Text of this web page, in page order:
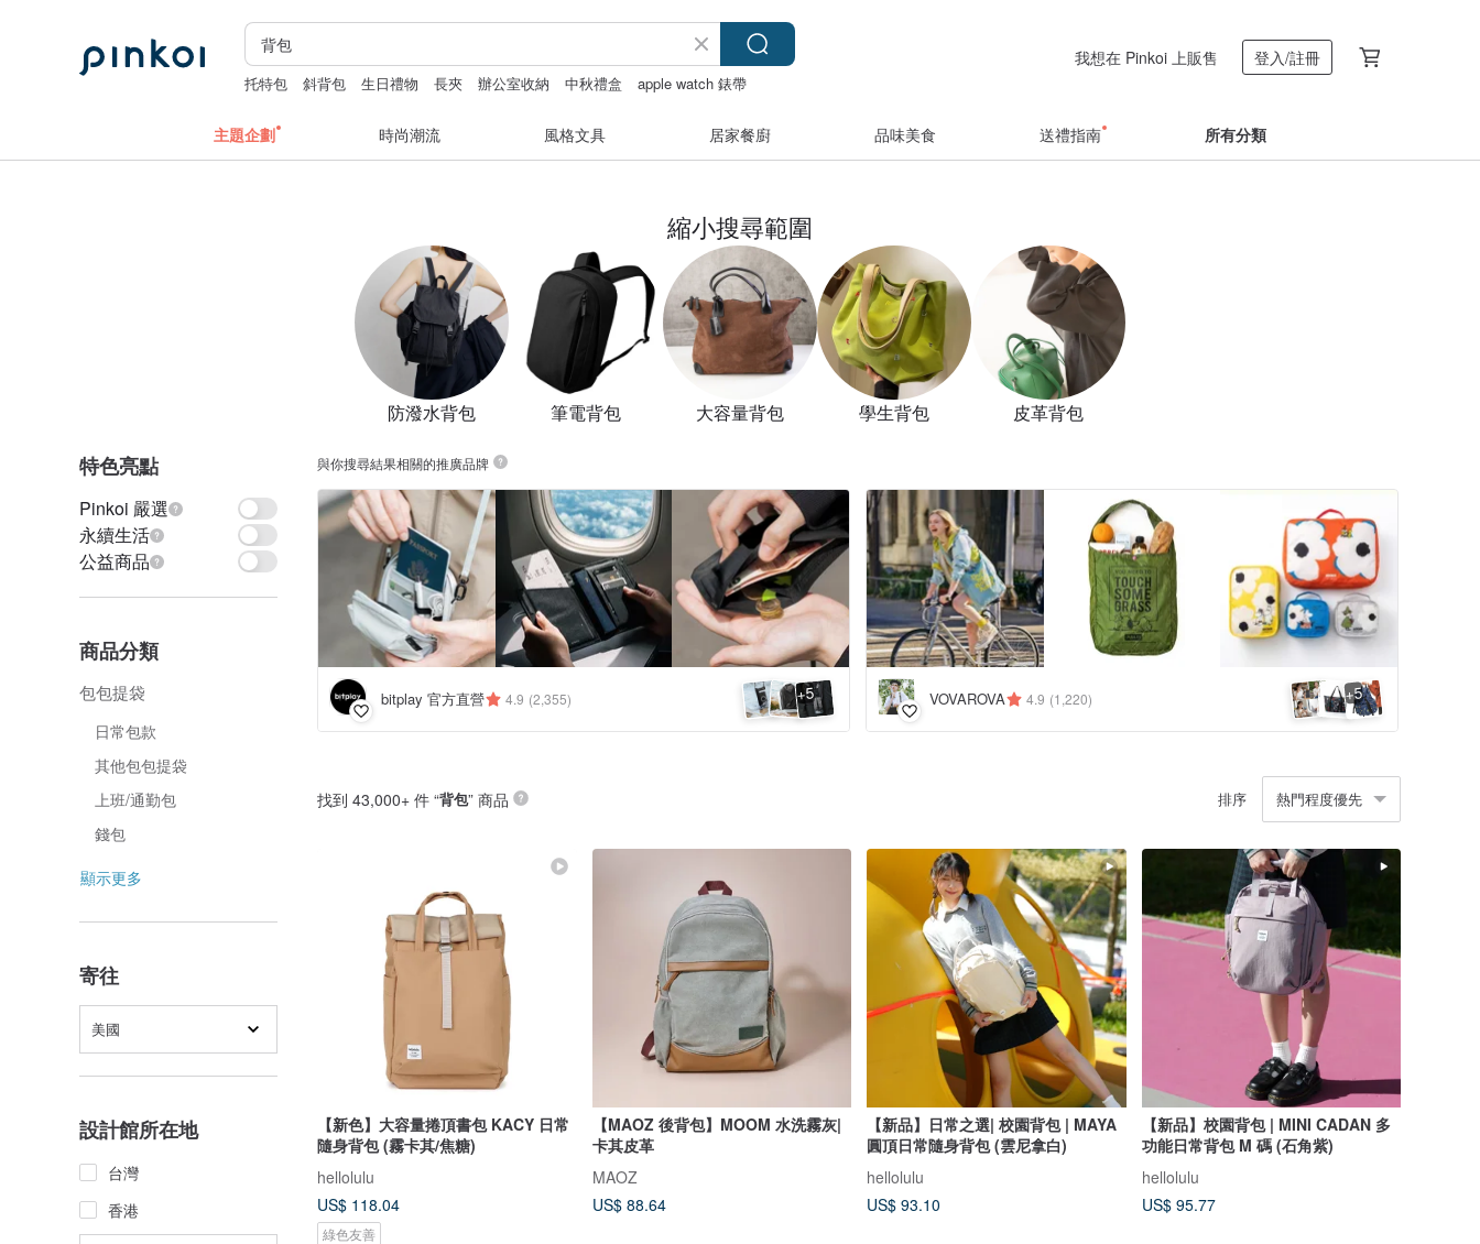
托特包 斜背包 生日禮物 長夾 辦公室收納 中秋禮盒
apple watch 錶帶
我想在 Pinkoi 上販售 登入/註冊
主題企劃 時尚潮流 風格文具 居家餐廚 品味美食 送禮指南 所有分類
縮小搜尋範圍
防潑水背包 筆電背包 大容量背包 學生背包 皮革背包
特色亮點
Pinkoi 嚴選
永續生活
公益商品
商品分類
包包提袋
日常包款
其他包包提袋
上班/通勤包
錢包
顯示更多
寄往
美國
設計館所在地
台灣
香港
與你搜尋結果相關的推廣品牌
bitplay 官方直營 4.9 (2,355) +5 VOVAROVA 4.9 (1,220) +5
找到 43,000+ 件 “背包” 商品 排序 熱門程度優先
【新色】大容量捲頂書包 KACY 日常
隨身背包 (霧卡其/焦糖)
hellolulu
US$ 118.04
綠色友善
【MAOZ 後背包】MOOM 水洗霧灰|
卡其皮革
MAOZ
US$ 88.64
【新品】日常之選| 校園背包 | MAYA
圓頂日常隨身背包 (雲尼拿白)
hellolulu
US$ 93.10
【新品】校園背包 | MINI CADAN 多
功能日常背包 M 碼 (石角紫)
hellolulu
US$ 95.77